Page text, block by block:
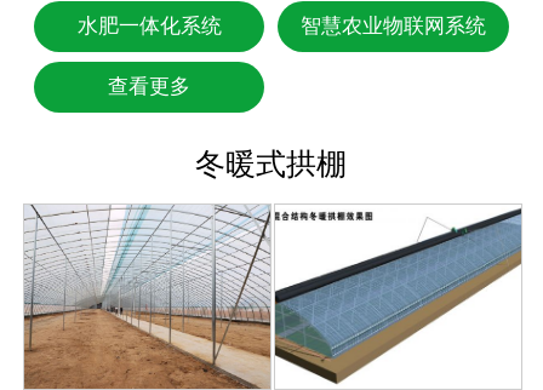
水肥一体化系统 智慧农业物联网系统
查看更多
冬暖式拱棚